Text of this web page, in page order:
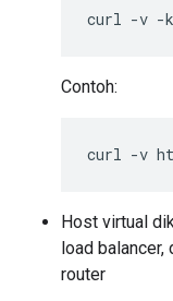
curl -v -k
Contoh:
curl -v
Host virtual
load
router